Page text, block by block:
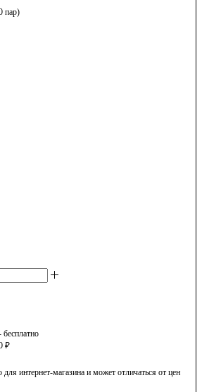
пар)
₽
для интернет-магазина и может отличаться от цен